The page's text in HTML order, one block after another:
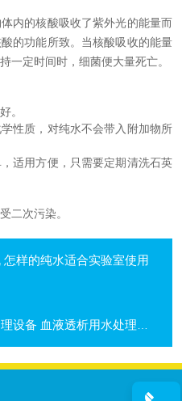
内的核酸吸收了紫外光的能量而
的功能所致。当核酸吸收的能量
一定时间时，细菌便大量死亡。
。
性质，对纯水不会带入附加物所
适用方便，只需要定期清洗石英
二次污染。
样的纯水适合实验室使用
备 血液透析用水处理设备特点